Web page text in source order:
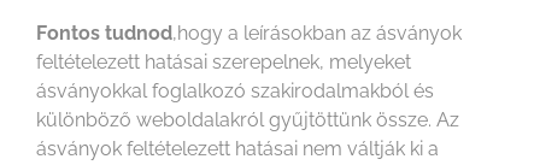
Fontos tudnod,hogy a leírásokban az ásványok
feltételezett hatásai szerepelnek, melyeket
ásványokkal foglalkozó szakirodalmakból és
különböző weboldalakról gyűjtöttünk össze. Az
ásványok feltételezett hatásai nem váltják ki a